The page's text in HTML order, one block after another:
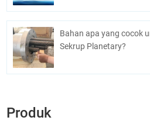
Bahan apa yang cocok
Sekrup Planetary?
Produk